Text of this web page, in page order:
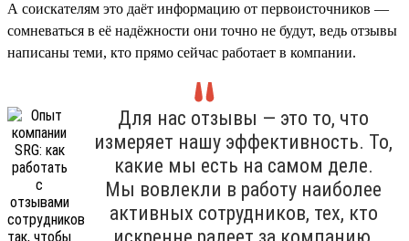
А соискателям это даёт информацию от первоисточников —
сомневаться в её надёжности они точно не будут, ведь отзывы
написаны теми, кто прямо сейчас работает в компании.
Для нас отзывы — это то, что
измеряет нашу эффективность. То,
какие мы есть на самом деле.
Мы вовлекли в работу наиболее
активных сотрудников, тех, кто